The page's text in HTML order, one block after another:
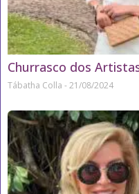
Churrasco dos
Tábatha Colla 21/08/2024